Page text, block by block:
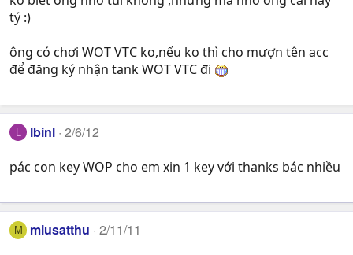
tý :)
ông có chơi WOT VTC ko,nếu ko thì cho mượn tên acc
để đăng ký nhận tank WOT VTC đi
L lbinl 2/6/12
pác con key WOP cho em xin 1 key với thanks bác nhiều
M miusatthu 2/11/11